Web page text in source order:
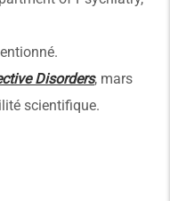
Disorders, mars
scientifique.